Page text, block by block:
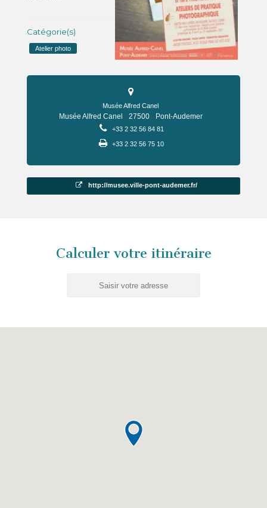
Catégorie(s)
Atelier photo
Musée Alfred Canel
Musée Alfred Canel 27500 Pont-Audemer
+33 2 32 56 84 81
+33 2 32 56 75 10
http://musee.ville-pont-audemer.fr/
Calculer votre itinéraire